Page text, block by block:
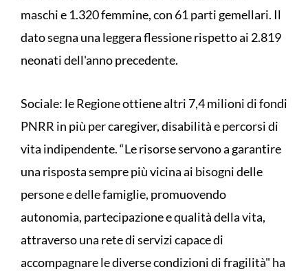
maschi e 1.320 femmine, con 61 parti gemellari. Il
dato segna una leggera flessione rispetto ai 2.819
neonati dell'anno precedente.
Sociale: le Regione ottiene altri 7,4 milioni di fondi
PNRR in più per caregiver, disabilità e percorsi di
vita indipendente. “Le risorse servono a garantire
una risposta sempre più vicina ai bisogni delle
persone e delle famiglie, promuovendo
autonomia, partecipazione e qualità della vita,
attraverso una rete di servizi capace di
accompagnare le diverse condizioni di fragilità" ha